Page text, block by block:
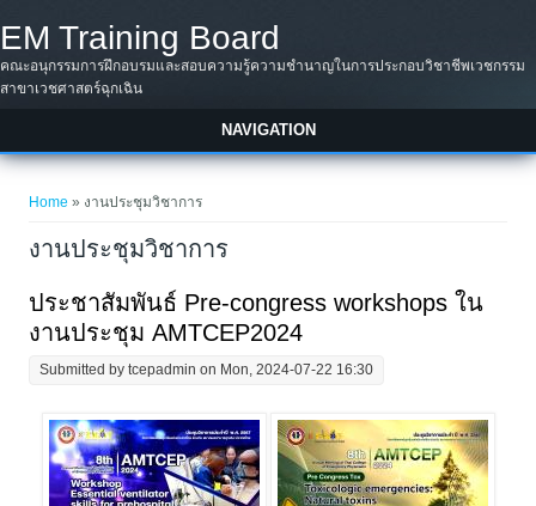
EM Training Board
คณะอนุกรรมการฝึกอบรมและสอบความรู้ความชำนาญในการประกอบวิชาชีพเวชกรรม
สาขาเวชศาสตร์ฉุกเฉิน
NAVIGATION
Home » งานประชุมวิชาการ
งานประชุมวิชาการ
ประชาสัมพันธ์ Pre-congress workshops ใน
งานประชุม AMTCEP2024
Submitted bytcepadmin on Mon, 2024-07-22 16:30